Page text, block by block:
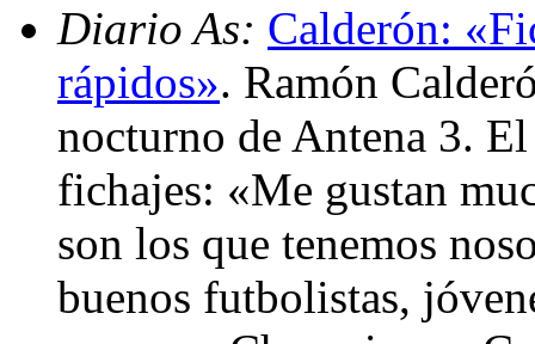
Diario As: Calderón:
rápidos». Ramón
nocturno de Antena 3.
fichajes: «Me gustan
son los que tenemos
buenos futbolistas,